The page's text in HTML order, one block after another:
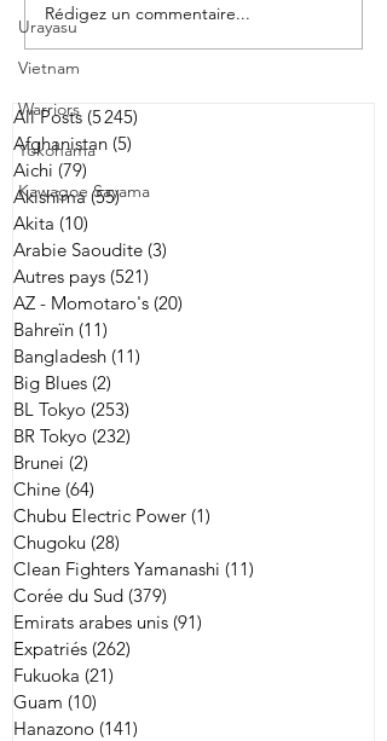
Urayasu
Vietnam
Warriors
Yokohama
Kawagoe Sayama
Grant Keenan nommé
entraîneur-chef de Akishima
Rédigez un commentaire...
All Posts (5 245)
Afghanistan (5)
Aichi (79)
Akishima (55)55 posts
Akita (10)
Arabie Saoudite (3)
Autres pays (521)
AZ - Momotaro's (20)
Bahreïn (11)
Bangladesh (11)
Big Blues (2)
BL Tokyo (253)
BR Tokyo (232)
Brunei (2)
Chine (64)
Chubu Electric Power (1)
Chugoku (28)
Clean Fighters Yamanashi (11)
Corée du Sud (379)
Emirats arabes unis (91)
Expatriés (262)
Fukuoka (21)
Guam (10)
Hanazono (141)